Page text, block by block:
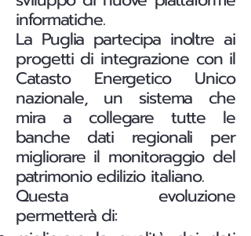
informatiche.
La Puglia partecipa inoltre ai
progetti di integrazione con il
Catasto Energetico Unico
nazionale, un sistema che
mira a collegare tutte le
banche dati regionali per
migliorare il monitoraggio del
patrimonio edilizio italiano.
Questa evoluzione
permetterà di: